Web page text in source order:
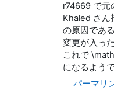
r74669 で元
Khaled さん
の原因であ
変更が入っ
これで
になるよう
パーマリ